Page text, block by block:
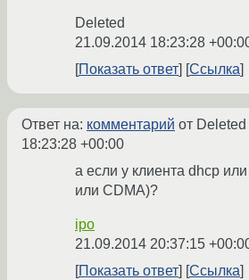
Deleted
21.09.2014 18:23:28
Показать ответ
Ссылка
Ответ на: комментарий от Deleted
18:23:28 +00:00
а если у клиента dhcp
или CDMA)?
ipo
21.09.2014 20:37:15
Показать ответ Ссылка